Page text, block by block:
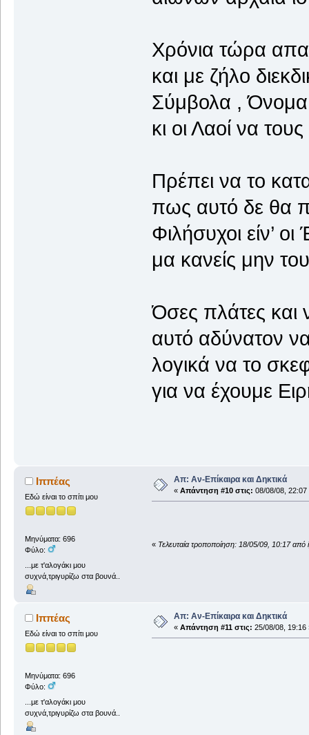
Χρόνια τώρα
και με ζήλο
Σύμβολα ,
κι οι Λαοί να
Πρέπει να το
πως αυτό δε θα
Φιλήσυχοι είν’
μα κανείς μην
Όσες πλάτες και
αυτό αδύνατον να
λογικά να το
για να έχουμε
Ιππέας
Εδώ είναι το σπίτι μου
Μηνύματα: 696
Φύλο:
...με τ'αλογάκι μου
συχνά,τριγυρίζω στα βουνά..
Απ: Αν-Επίκαιρα και Δηκτικά
« Απάντηση #10 στις: 08/08/08, 22:07
« Τελευταία τροποποίηση: 18/05/09, 10:17 από
Ιππέας
Εδώ είναι το σπίτι μου
Μηνύματα: 696
Φύλο:
...με τ'αλογάκι μου
συχνά,τριγυρίζω στα βουνά..
Απ: Αν-Επίκαιρα και Δηκτικά
« Απάντηση #11 στις: 25/08/08, 19:16